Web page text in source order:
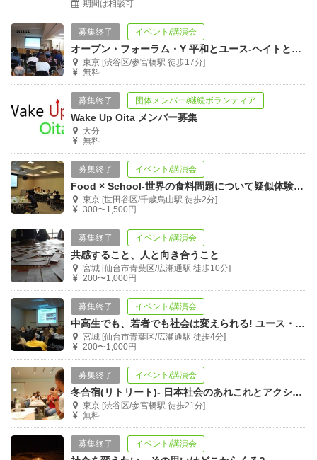
期間は相談可
募集終了 イベント/講演会
オープン・フォーラム・Y 平和とユース‐ヘイトとフェイク、分断が進む中で‐
東京 [渋谷区/参宮橋駅 徒歩17分]
無料
募集終了 団体メンバー/継続ボランティア
Wake Up Oita メンバー募集
大分
無料
募集終了 イベント/講演会
Food × School-世界の食料問題について疑似体験と学校からできること
東京 [世田谷区/千歳烏山駅 徒歩2分]
300〜1,500円
募集終了 イベント/講演会
共感すること、人と向き合うこと
宮城 [仙台市青葉区/広瀬通駅 徒歩10分]
200〜1,000円
募集終了 イベント/講演会
中高生でも、若者でも社会は変えられる! ユース・トレーニング
宮城 [仙台市青葉区/広瀬通駅 徒歩4分]
200〜1,000円
募集終了 イベント/講演会
冬合宿(リトリート)- 日本社会のあれこれとアクションアイディアを考える集中合宿
東京 [渋谷区/参宮橋駅 徒歩21分]
無料
募集終了 イベント/講演会